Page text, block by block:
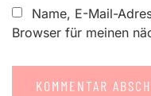
Name, E-Mail-
Browser für meinen